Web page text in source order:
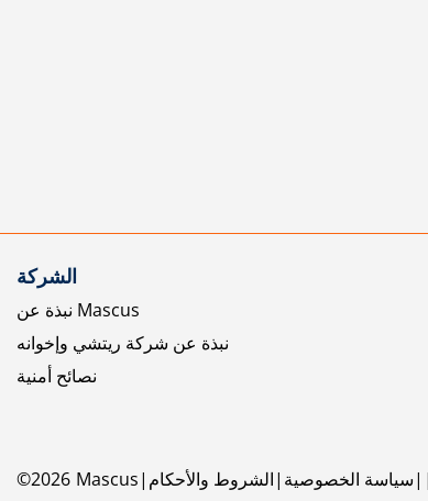
الشركة
نبذة عن Mascus
نبذة عن شركة ريتشي وإخوانه
نصائح أمنية
©2026 Mascus الشروط والأحكام سياسة الخصوصية